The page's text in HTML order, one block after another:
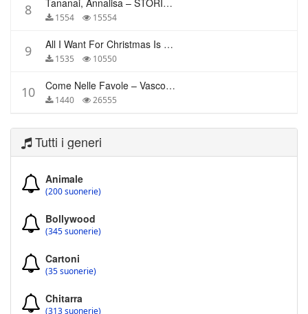
8 Tananai, Annalisa – STORIE BREVI
1554 15554
9 All I Want For Christmas Is You – Mariah Carey
1535 10550
10 Come Nelle Favole – Vasco Rossi
1440 26555
Tutti i generi
Animale
(200 suonerie)
Bollywood
(345 suonerie)
Cartoni
(35 suonerie)
Chitarra
(313 suonerie)